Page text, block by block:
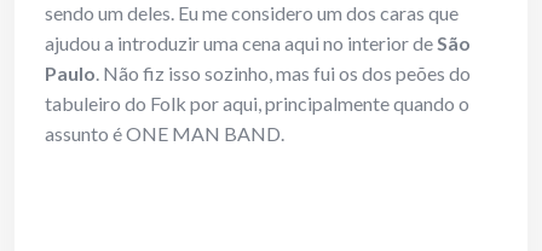
sendo um deles. Eu me considero um dos caras que
ajudou a introduzir uma cena aqui no interior deSão
Paulo. Não fiz isso sozinho, mas fui os dos peões do
tabuleiro do Folk por aqui, principalmente quando o
assunto é ONE MAN BAND.